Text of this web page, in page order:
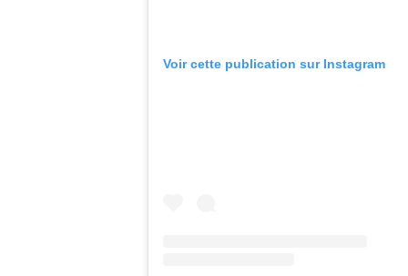
Voir cette publication sur Instagram